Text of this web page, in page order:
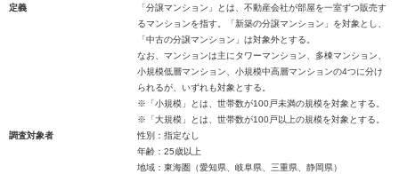
定義
「分譲マンション」とは、不動産会社が部屋を一室ずつ販売す
るマンションを指す。「新築の分譲マンション」を対象とし、
「中古の分譲マンション」は対象外とする。
なお、マンションは主にタワーマンション、多棟マンション、
小規模低層マンション、小規模中高層マンションの4つに分け
られるが、いずれも対象とする。
※「小規模」とは、世帯数が100戸未満の規模を対象とする。
※「大規模」とは、世帯数が100戸以上の規模を対象とする。
調査対象者
性別：指定なし
年齢：25歳以上
地域：東海圏（愛知県、岐阜県、三重県、静岡県）